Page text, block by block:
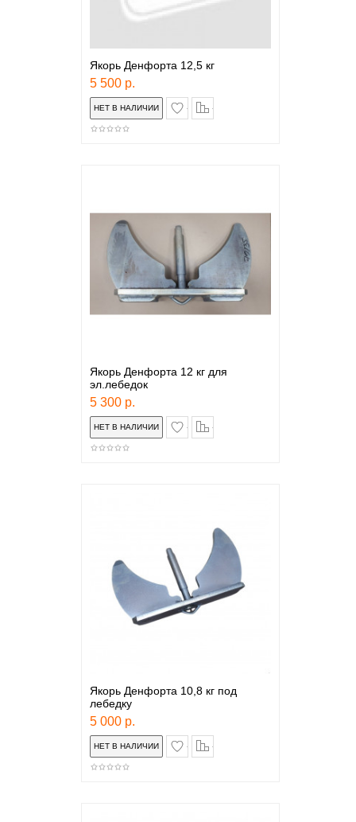
Якорь Денфорта 12,5 кг
5 500 р.
в закладки
Якорь Денфорта 12 кг для
эл.лебедок
5 300 р.
в закладки
Якорь Денфорта 10,8 кг под
лебедку
5 000 р.
в закладки